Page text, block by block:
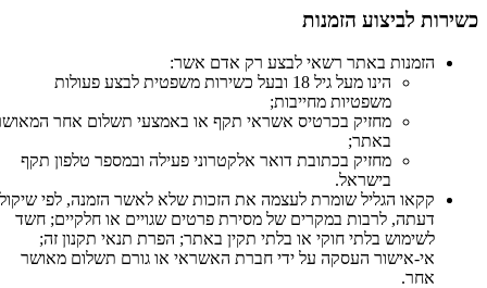
כשירות לביצוע הזמנות
הזמנות באתר רשאי לבצע רק אדם אשר:
הינו מעל גיל 18 ובעל כשירות משפטית לבצע פעולות
משפטיות מחייבות;
מחזיק בכרטיס אשראי תקף או באמצעי תשלום אחר המאושר
באתר;
מחזיק בכתובת דואר אלקטרוני פעילה ובמספר טלפון תקף
בישראל.
קקאו הגליל שומרת לעצמה את הזכות שלא לאשר הזמנה, לפי שיקול
דעתה, לרבות במקרים של מסירת פרטים שגויים או חלקיים; חשד
לשימוש בלתי חוקי או בלתי תקין באתר; הפרת תנאי תקנון זה;
אי-אישור העסקה על ידי חברת האשראי או גורם תשלום מאושר
אחר.